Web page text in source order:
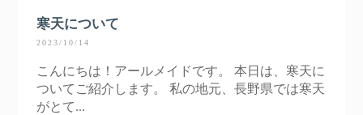
寒天について
2023/10/14
こんにちは！アールメイドです。 本日は、寒天に
ついてご紹介します。 私の地元、長野県では寒天
がとて...